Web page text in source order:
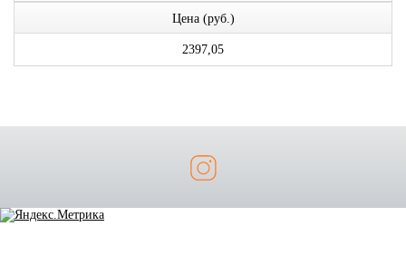
Цена (руб.)
2397,05